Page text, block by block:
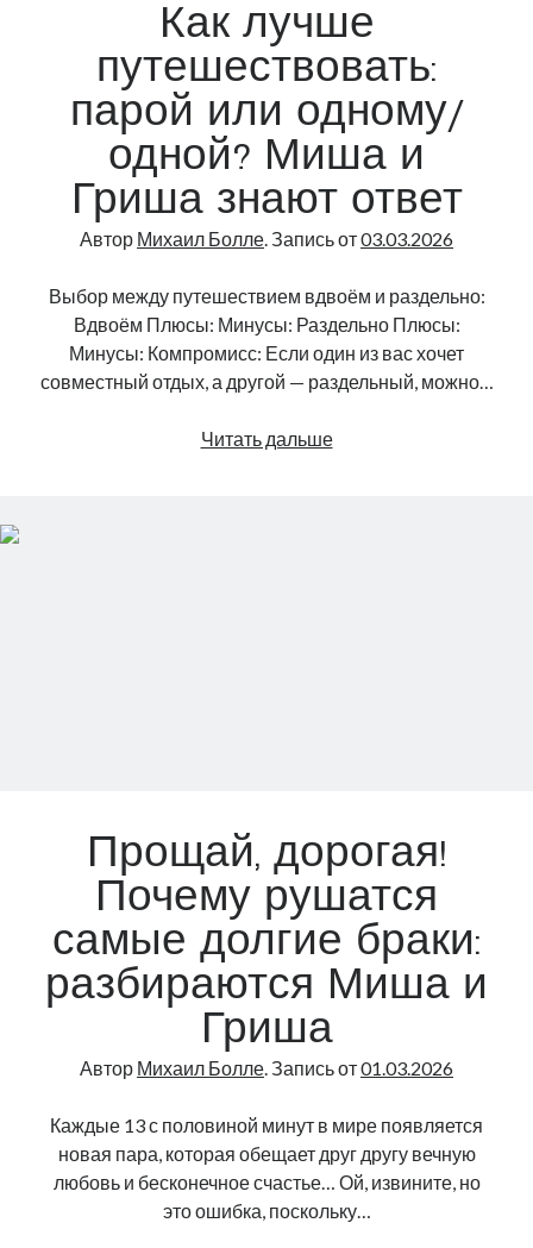
Как лучше
путешествовать:
парой или одному/
одной? Миша и
Гриша знают ответ
Автор Михаил Болле. Запись от03.03.2026
Выбор между путешествием вдвоём и раздельно:
Вдвоём Плюсы: Минусы: Раздельно Плюсы:
Минусы: Компромисс: Если один из вас хочет
совместный отдых, а другой — раздельный, можно…
Читать дальшеКак
Прощай, дорогая!
Почему рушатся
самые долгие браки:
разбираются Миша и
Гриша
Автор Михаил Болле. Запись от01.03.2026
Каждые 13 с половиной минут в мире появляется
новая пара, которая обещает друг другу вечную
любовь и бесконечное счастье… Ой, извините, но
это ошибка, поскольку…